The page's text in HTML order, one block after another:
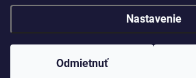
Nastavenie
Odmietnuť
Copyright 2026 Svetoveklbka.sk .